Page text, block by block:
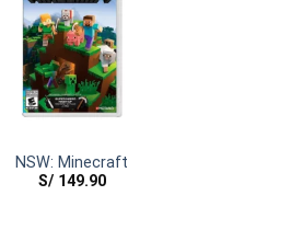
NSW: Minecraft
S/149.90